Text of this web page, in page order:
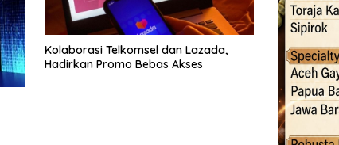
Kolaborasi Telkomsel dan Lazada,
Hadirkan Promo Bebas Akses